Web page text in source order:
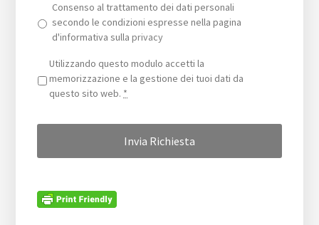
Consenso al trattamento dei dati personali
secondo le condizioni espresse nella pagina
d'informativa sullaprivacy
Privacy *
Utilizzando questo modulo accetti la
memorizzazione e la gestione dei tuoi dati da
questo sito web. *